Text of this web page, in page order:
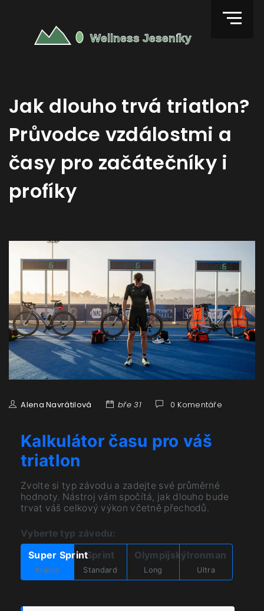
Jak dlouho trvá triatlon?
Průvodce vzdálostmi a
časy pro začátečníky i
profíky
Alena Navrátilová bře 31 0 Komentáře
Kalkulátor času pro váš
triatlon
Zvolte si typ závodu a zadejte své průměrné
hodnoty. Nástroj vám spočítá, jak dlouho bude
trvat váš celkový výkon včetně přechodů.
Vyberte typ závodu:
Super Sprint
Krátce
Sprint
Standard
Olympijský
Long
Ironman
Ultra